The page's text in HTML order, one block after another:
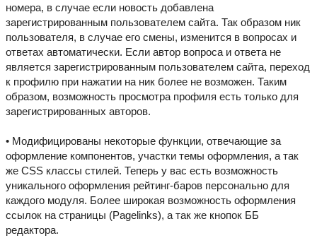
номера, в случае если новость добавлена
зарегистрированным пользователем сайта. Так образом ник
пользователя, в случае его смены, изменится в вопросах и
ответах автоматически. Если автор вопроса и ответа не
является зарегистрированным пользователем сайта, переход
к профилю при нажатии на ник более не возможен. Таким
образом, возможность просмотра профиля есть только для
зарегистрированных авторов.
• Модифицированы некоторые функции, отвечающие за
оформление компонентов, участки темы оформления, а так
же CSS классы стилей. Теперь у вас есть возможность
уникального оформления рейтинг-баров персонально для
каждого модуля. Более широкая возможность оформления
ссылок на страницы (Pagelinks), а так же кнопок ББ
редактора.